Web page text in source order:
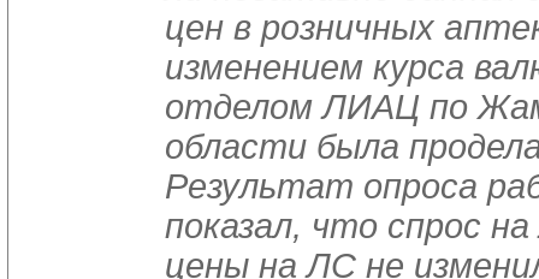
цен в розничных
изменением курса
отделом ЛИАЦ по
области была
Результат опроса
показал, что спрос
цены на ЛС не